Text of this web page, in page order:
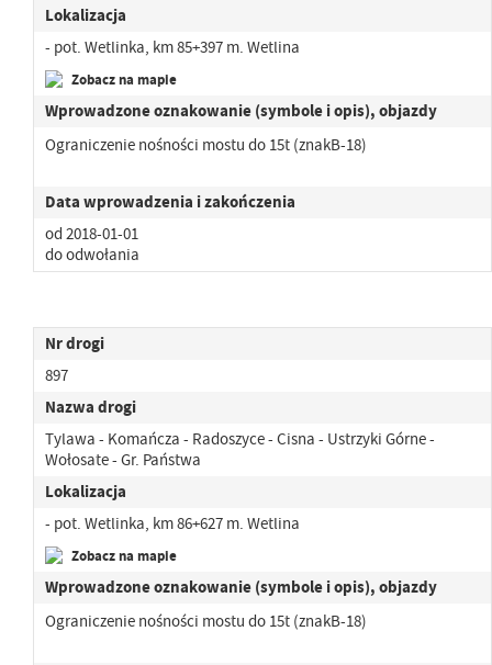
Lokalizacja
- pot. Wetlinka, km 85+397 m. Wetlina
Zobacz na mapie
Wprowadzone oznakowanie (symbole i opis), objazdy
Ograniczenie nośności mostu do 15t (znakB-18)
Data wprowadzenia i zakończenia
od 2018-01-01
do odwołania
Nr drogi
897
Nazwa drogi
Tylawa - Komańcza - Radoszyce - Cisna - Ustrzyki Górne -
Wołosate - Gr. Państwa
Lokalizacja
- pot. Wetlinka, km 86+627 m. Wetlina
Zobacz na mapie
Wprowadzone oznakowanie (symbole i opis), objazdy
Ograniczenie nośności mostu do 15t (znakB-18)